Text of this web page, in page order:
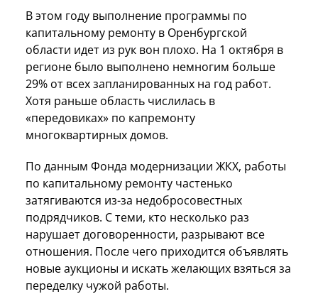
В этом году выполнение программы по
капитальному ремонту в Оренбургской
области идет из рук вон плохо. На 1 октября в
регионе было выполнено немногим больше
29% от всех запланированных на год работ.
Хотя раньше область числилась в
«передовиках» по капремонту
многоквартирных домов.
По данным Фонда модернизации ЖКХ, работы
по капитальному ремонту частенько
затягиваются из-за недобросовестных
подрядчиков. С теми, кто несколько раз
нарушает договоренности, разрывают все
отношения. После чего приходится объявлять
новые аукционы и искать желающих взяться за
переделку чужой работы.